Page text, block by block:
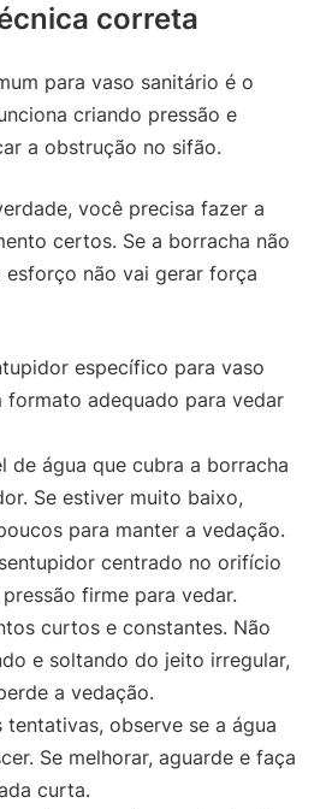
correta
para vaso sanitário é o
criando pressão e
a obstrução no sifão.
você precisa fazer a
certos. Se a borracha não
esforço não vai gerar força
específico para vaso
formato adequado para vedar
de água que cubra a borracha
Se estiver muito baixo,
para manter a vedação.
centrado no orifício
firme para vedar.
curtos e constantes. Não
e soltando do jeito irregular,
a vedação.
tentativas, observe se a água
Se melhorar, aguarde e faça
curta.